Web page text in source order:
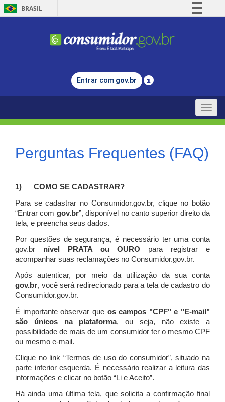
BRASIL
Comunica BR
Legislação
Entrar com gov.br
Toggle
Perguntas Frequentes (FAQ)
1) COMO SE CADASTRAR?
Para se cadastrar no Consumidor.gov.br, clique no botão
“Entrar com gov.br”, disponível no canto superior direito da
tela, e preencha seus dados.
Por questões de segurança, é necessário ter uma conta
gov.br nível PRATA ou OURO para registrar e
acompanhar suas reclamações no Consumidor.gov.br.
Após autenticar, por meio da utilização da sua conta
gov.br, você será redirecionado para a tela de cadastro do
Consumidor.gov.br.
É importante observar que os campos "CPF" e "E-mail"
são únicos na plataforma, ou seja, não existe a
possibilidade de mais de um consumidor ter o mesmo CPF
ou mesmo e-mail.
Clique no link “Termos de uso do consumidor”, situado na
parte inferior esquerda. É necessário realizar a leitura das
informações e clicar no botão “Li e Aceito”.
Há ainda uma última tela, que solicita a confirmação final